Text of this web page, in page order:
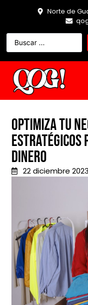
Norte de
Optimiza tu
estratégicos
dinero
22 diciembre 2023